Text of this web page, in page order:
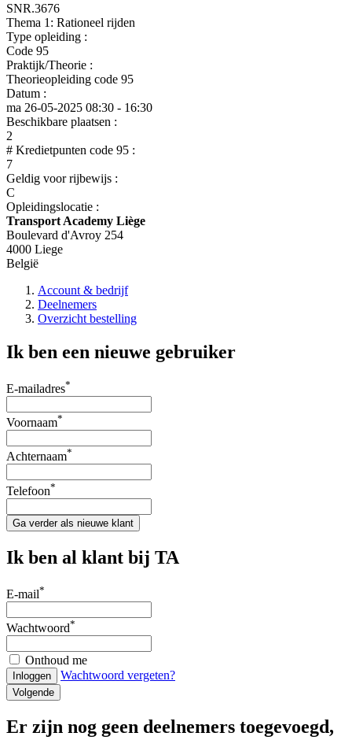
SNR.3676
Thema 1: Rationeel rijden
Type opleiding :
Code 95
Praktijk/Theorie :
Theorieopleiding code 95
Datum :
ma 26-05-2025 08:30 - 16:30
Beschikbare plaatsen :
2
# Kredietpunten code 95 :
7
Geldig voor rijbewijs :
C
Opleidingslocatie :
Transport Academy Liège
Boulevard d'Avroy 254
4000 Liege
België
Account & bedrijf
Deelnemers
Overzicht bestelling
Ik ben een nieuwe gebruiker
E-mailadres*
Voornaam*
Achternaam*
Telefoon*
Ga verder als nieuwe klant
Ik ben al klant bij TA
E-mail*
Wachtwoord*
Onthoud me
Inloggen Wachtwoord vergeten?
Volgende
Er zijn nog geen deelnemers toegevoegd,